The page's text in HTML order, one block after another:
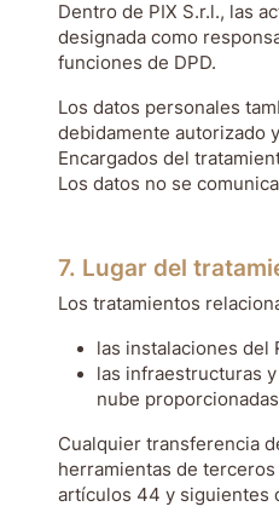
Dentro de PIX S.r.l., las
designada como
funciones de DPD.
Los datos personales
debidamente autorizado
Encargados del
Los datos no se
7. Lugar del
Los tratamientos
las instalaciones del
las infraestructuras
nube
Cualquier transferencia
herramientas de
artículos 44 y siguientes